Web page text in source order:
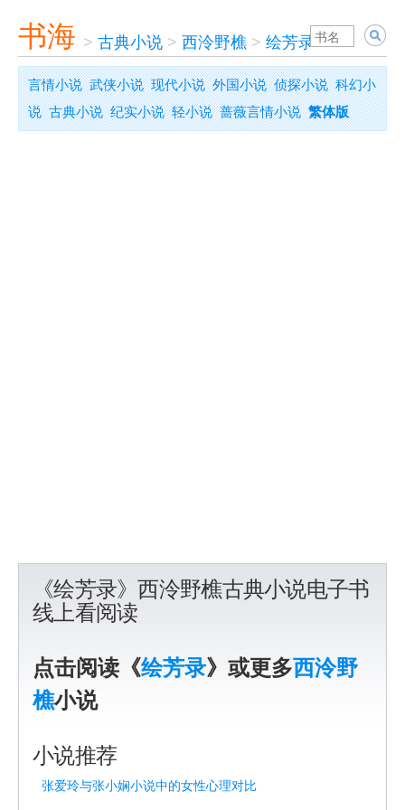
书海 > 古典小说 > 西泠野樵 > 绘芳录
言情小说 武侠小说 现代小说 外国小说 侦探小说 科幻小
说 古典小说 纪实小说 轻小说 蔷薇言情小说 繁体版
《绘芳录》西泠野樵古典小说电子书
线上看阅读
点击阅读《绘芳录》或更多西泠野
樵小说
小说推荐
张爱玲与张小娴小说中的女性心理对比